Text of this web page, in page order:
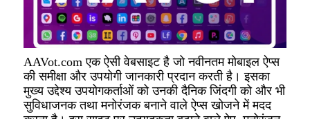
AAVot.com एक ऐसी वेबसाइट है जो नवीनतम मोबाइल ऐप्स
की समीक्षा और उपयोगी जानकारी प्रदान करती है। इसका
मुख्य उद्देश्य उपयोगकर्ताओं को उनकी दैनिक जिंदगी को और भी
सुविधाजनक तथा मनोरंजक बनाने वाले ऐप्स खोजने में मदद